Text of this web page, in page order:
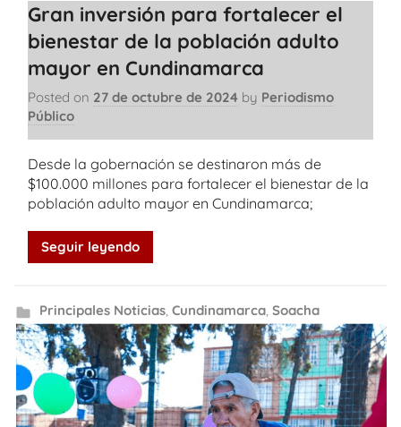
Gran inversión para fortalecer el
bienestar de la población adulto
mayor en Cundinamarca
Posted on 27 de octubre de 2024 by Periodismo
Público
Desde la gobernación se destinaron más de
$100.000 millones para fortalecer el bienestar de la
población adulto mayor en Cundinamarca;
Seguir leyendo
Principales Noticias, Cundinamarca, Soacha